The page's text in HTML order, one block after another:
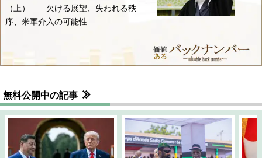
（上）――欠ける展望、失われる秩
序、米軍介入の可能性
無料公開中の記事